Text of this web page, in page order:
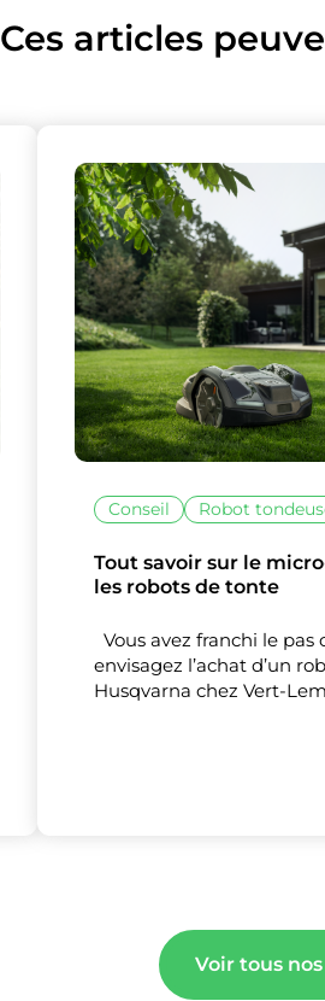
Ces articles
Conseil Robot
Tout savoir sur le
les robots de tonte
Vous avez franchi le pas
envisagez l’achat d’un
Husqvarna chez Vert-
Voir tous